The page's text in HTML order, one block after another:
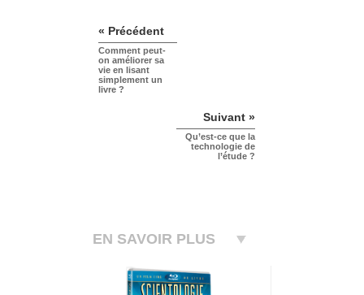
« Précédent
Comment peut-
on améliorer sa
vie en lisant
simplement un
livre ?
Suivant »
Qu’est-ce que la
technologie de
l’étude ?
EN SAVOIR PLUS